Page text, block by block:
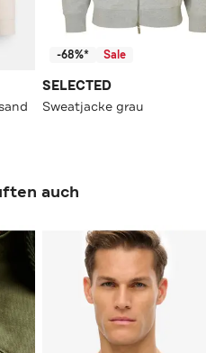
-68%* Sale
SELECTED
Sweatjacke grau
auch